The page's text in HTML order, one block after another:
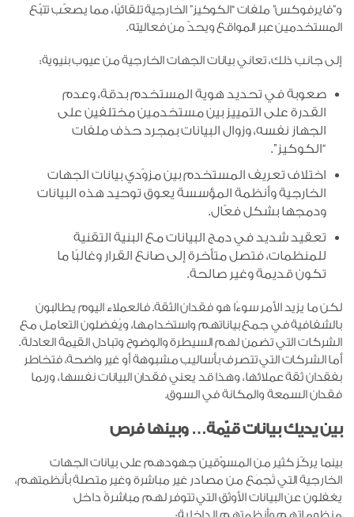
و”فايرفوكس” ملفات “الكوكيز” الخارجية تلقائيًا، مما يصعّب تتبّع
المستخدمين عبر المواقع ويحدّ من فعاليته.
إلى جانب ذلك، تعاني بيانات الجهات الخارجية من عيوب بنيوية:
صعوبة في تحديد هوية المستخدم بدقة، وعدم
القدرة على التمييز بين مستخدمين مختلفين على
الجهاز نفسه، وزوال البيانات بمجرد حذف ملفات
“الكوكيز”.
اختلاف تعريف المستخدم بين مزوّدي بيانات الجهات
الخارجية وأنظمة المؤسسة يعوق توحيد هذه البيانات
ودمجها بشكل فعّال.
تعقيد شديد في دمج البيانات مع البنية التقنية
للمنظمات، فتصل متأخرة إلى صانع القرار وغالبًا ما
تكون قديمة وغير صالحة.
لكن ما يزيد الأمر سوءًا هو فقدان الثقة. فالعملاء اليوم يطالبون
بالشفافية في جمع بياناتهم واستخدامها، ويُفضلون التعامل مع
الشركات التي تضمن لهم السيطرة والوضوح وتبادل القيمة العادلة.
أما الشركات التي تتصرف بأساليب مشبوهة أو غير واضحة، فتخاطر
بفقدان ثقة عملائها، وهذا قد يعني فقدان البيانات نفسها، وربما
فقدان السمعة والمكانة في السوق.
بين يديك بيانات قيّمة… وبينها فرص
بينما يركّز كثير من المسوّقين جهودهم على بيانات الجهات
الخارجية التي تُجمَع من مصادر غير مباشرة وغير متصلة بأنظمتهم،
يغفلون عن البيانات الأوثق التي تتوفر لهم مباشرةً داخل